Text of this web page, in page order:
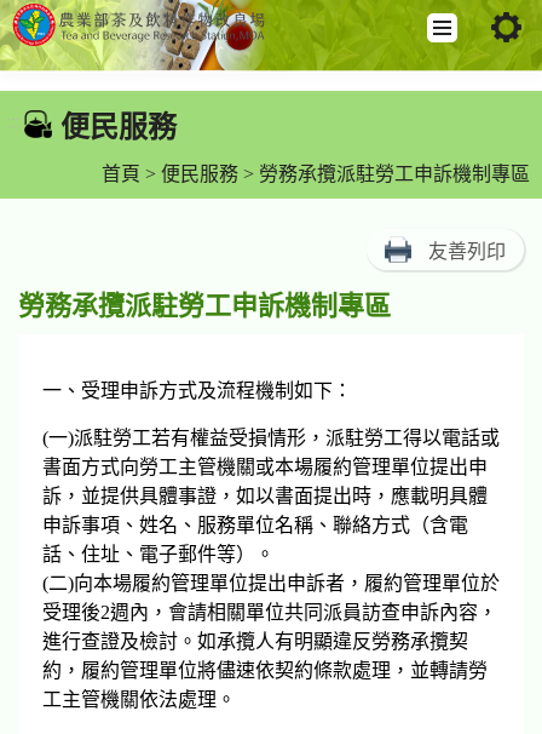
內
::: 便民服務
首頁 > 便民服務 > 勞務承攬派駐勞工申訴機制專區
友善列印
勞務承攬派駐勞工申訴機制專區
一、受理申訴方式及流程機制如下：
(一)派駐勞工若有權益受損情形，派駐勞工得以電話或
書面方式向勞工主管機關或本場履約管理單位提出申
訴，並提供具體事證，如以書面提出時，應載明具體
申訴事項、姓名、服務單位名稱、聯絡方式（含電
話、住址、電子郵件等）。
(二)向本場履約管理單位提出申訴者，履約管理單位於
受理後2週內，會請相關單位共同派員訪查申訴內容，
進行查證及檢討。如承攬人有明顯違反勞務承攬契
約，履約管理單位將儘速依契約條款處理，並轉請勞
工主管機關依法處理。